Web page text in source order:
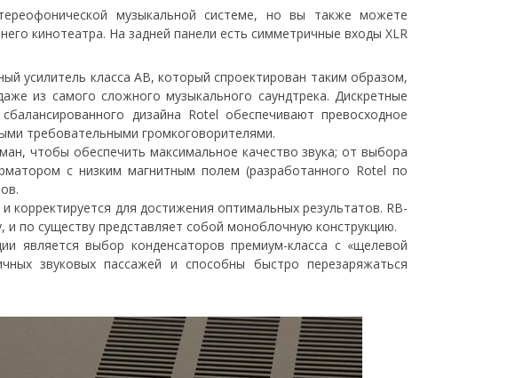
музыкальной системе, но вы также можете
кинотеатра. На задней панели есть симметричные входы XLR
усилитель класса AB, который спроектирован таким образом,
самого сложного музыкального саундтрека. Дискретные
дизайна Rotel обеспечивают превосходное
требовательными громкоговорителями.
чтобы обеспечить максимальное качество звука; от выбора
с низким магнитным полем (разработанного Rotel по
корректируется для достижения оптимальных результатов. RB-
по существу представляет собой моноблочную конструкцию.
является выбор конденсаторов премиум-класса с «щелевой
звуковых пассажей и способны быстро перезаряжаться